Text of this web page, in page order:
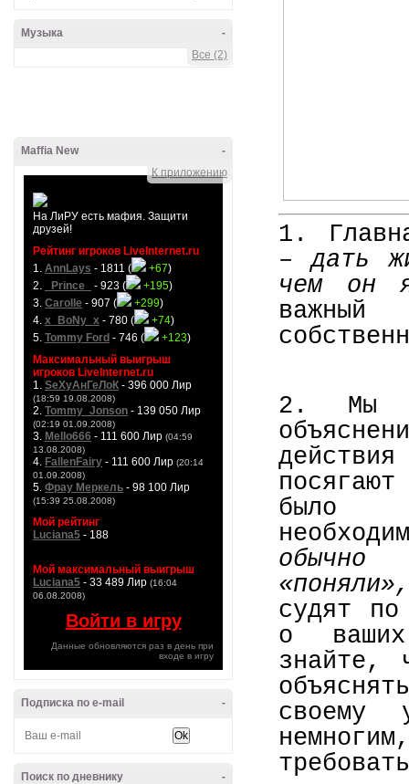
-
Музыка
Все (2)
-
Maffia New
К приложению
На ЛиРУ есть мафия. Защити
друзей!
Рейтинг игроков LiveInternet.ru
1. AnnLays - 1811 ( +67)
2.
_Prince_ - 923 ( +195)
3. Carolle - 907 ( +299)
4. x_BoNy_x - 780 ( +74)
5. Tommy Ford - 746 ( +123)
Максимальный выигрыш
игроков LiveInternet.ru
1. SeXyАнГеЛоК - 396 000 Лир
(18:59 19.08.2008)
2. Tommy_Jonson - 139 050 Лир
(02:19 01.09.2008)
3. Mello666 - 111 600 Лир (04:59
13.08.2008)
4. FallenFairy - 111 600 Лир (20:14
01.09.2008)
5. Фрау Меркель - 98 100 Лир
(15:39 25.08.2008)
Мой рейтинг
Luciana5 - 188
Мой максимальный выигрыш
Luciana5 - 33 489 Лир (16:04
06.08.2008)
Войти в игру
Данные обновляются раз в день при
входе в игру
-
Подписка по e-mail
-
Поиск по дневнику
1.
–дать
чем он
2. Мы
было
обычно
«поняли»,
судят
о
знайте,